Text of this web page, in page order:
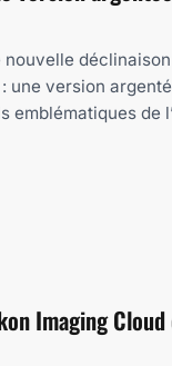
une version
emblématiques de
Imaging